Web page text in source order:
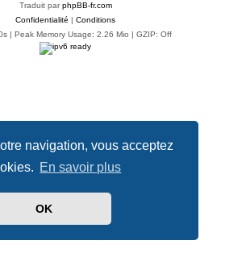
navigation, vous acceptez
En savoir plus
OK
Traduit parphpBB-fr.com
Confidentialité | Conditions
| Peak Memory Usage: 2.26 Mio | GZIP: Off